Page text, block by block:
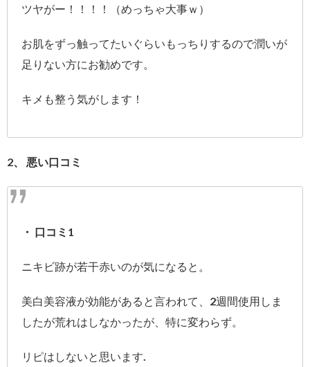
ツヤがー！！！！（めっちゃ大事ｗ）
お肌をずっ触ってたいぐらいもっちりするので潤いが
足りない方にお勧めです。
キメも整う気がします！
2、 悪い口コミ
・ 口コミ1
ニキビ跡が若干赤いのが気になると。
美白美容液が効能があると言われて、2週間使用しま
したが荒れはしなかったが、特に変わらず。
リピはしないと思います.